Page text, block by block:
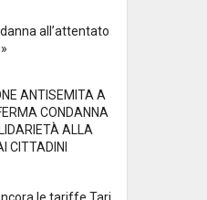
all’attentato
ANTISEMITA A
CONDANNA
ALLA
CITTADINI